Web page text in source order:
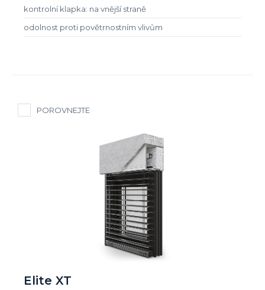
kontrolní klapka: na vnější straně
odolnost proti povětrnostním vlivům
POROVNEJTE
Elite XT